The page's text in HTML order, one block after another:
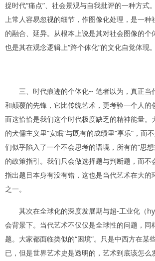
捉时代“痛点”、社会景观与自我批评的一种方式
上常人容易忽视的细节，作图像化处理，是一种
的融合、延异。从根本上说是其对社会图像的个
也是其在观念逻辑上“跨个体化”的文化自觉体现。
三、时代痕迹的个体化-- 笔者以为，真正当
和颠覆的先锋，它比传统艺术，更考验一个人的
而这恰恰是我们这个时代极度缺乏的精神能量。
的犬儒主义里“安眠”与既有的成绩里“享乐”，而
们似乎陷入了一个不会思考的语境，所有的“思
的政策指引。我们只会做选择题与判断题，而不
指出题目本身有没有错，这也是当代艺术在大的
之一。
其次在全球化的深度发展期与超-工业化（
会背景下。当代艺术不仅仅是全球性的问题，同
题。大家都面临类似的“困境”。只是中西方在某
已，但是世界艺术史是透明的，艺术到底该怎么